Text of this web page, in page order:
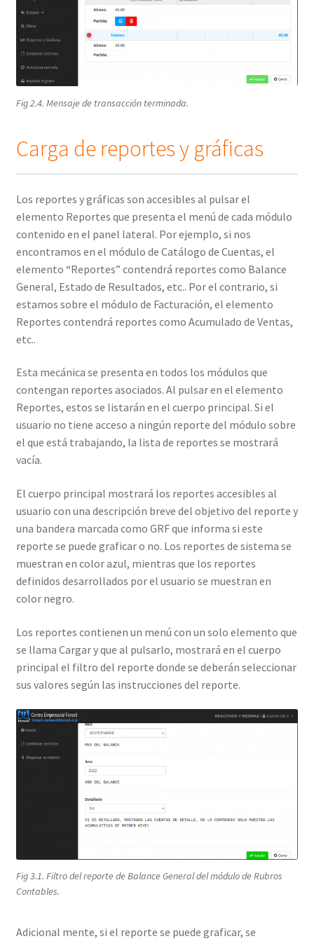
Fig 2.4. Mensaje de transacción terminada.
Carga de reportes y gráficas
Los reportes y gráficas son accesibles al pulsar el
elemento Reportes que presenta el menú de cada módulo
contenido en el panel lateral. Por ejemplo, si nos
encontramos en el módulo de Catálogo de Cuentas, el
elemento “Reportes” contendrá reportes como Balance
General, Estado de Resultados, etc.. Por el contrario, si
estamos sobre el módulo de Facturación, el elemento
Reportes contendrá reportes como Acumulado de Ventas,
etc..
Esta mecánica se presenta en todos los módulos que
contengan reportes asociados. Al pulsar en el elemento
Reportes, estos se listarán en el cuerpo principal. Si el
usuario no tiene acceso a ningún reporte del módulo sobre
el que está trabajando, la lista de reportes se mostrará
vacía.
El cuerpo principal mostrará los reportes accesibles al
usuario con una descripción breve del objetivo del reporte y
una bandera marcada como GRF que informa si este
reporte se puede graficar o no. Los reportes de sistema se
muestran en color azul, mientras que los reportes
definidos desarrollados por el usuario se muestran en
color negro.
Los reportes contienen un menú con un solo elemento que
se llama Cargar y que al pulsarlo, mostrará en el cuerpo
principal el filtro del reporte donde se deberán seleccionar
sus valores según las instrucciones del reporte.
Fig 3.1. Filtro del reporte de Balance General del módulo de Rubros
Contables.
Adicional mente, si el reporte se puede graficar, se